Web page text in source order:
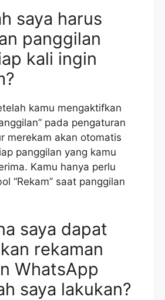
saya harus
panggilan
kali ingin
kamu mengaktifkan
pada pengaturan
merekam akan otomatis
panggilan yang kamu
Kamu hanya perlu
“Rekam” saat panggilan
saya dapat
rekaman
WhatsApp
saya lakukan?